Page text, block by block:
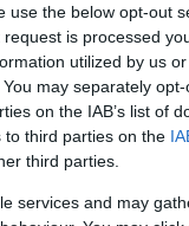
use the below opt-out
is processed
utilized by us
may separately
on the IAB’s list of
to third parties on the
third parties.
services and may
del
intervención en
en los octavos